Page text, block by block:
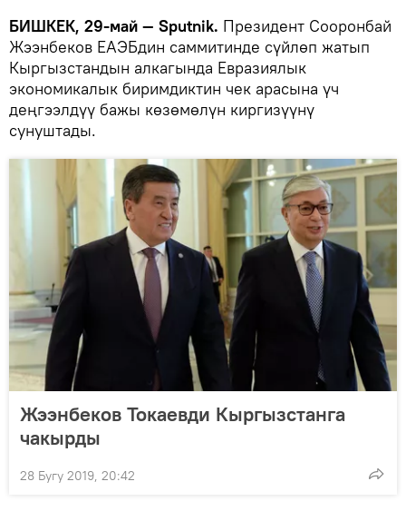
БИШКЕК, 29-май — Sputnik. Президент Сооронбай
Жээнбеков ЕАЭБдин саммитинде сүйлөп жатып
Кыргызстандын алкагында Евразиялык
экономикалык биримдиктин чек арасына үч
деңгээлдүү бажы көзөмөлүн киргизүүнү
сунуштады.
Жээнбеков Токаевди Кыргызстанга
чакырды
28 Бугу 2019, 20:42